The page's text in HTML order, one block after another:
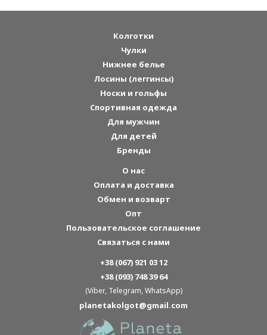
Колготки
Чулки
Нижнее белье
Лосины (леггинсы)
Носки и гольфы
Спортивная одежда
Для мужчин
Для детей
Бренды
О нас
Оплата и доставка
Обмен и возварт
Опт
Пользовательское соглашение
Связаться с нами
+38 (067) 921 03 12
+38 (093) 748 39 64
(Viber, Telegram, WhatsApp)
planetakolgot@gmail.com